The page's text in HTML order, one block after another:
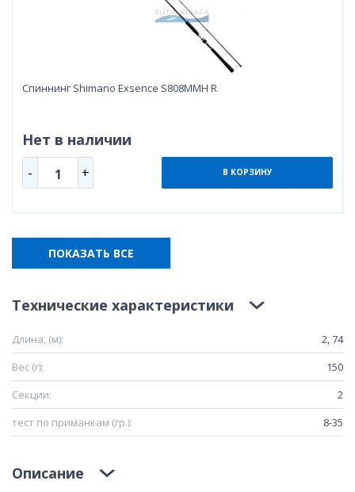
Спиннинг Shimano Exsence S808MMH R
Нет в наличии
- 1 + В КОРЗИНУ
ПОКАЗАТЬ ВСЕ
Технические характеристики
Длина, (м):
2, 74
Вес (г):
150
Секции:
2
тест по приманкам (гр.):
8-35
Описание